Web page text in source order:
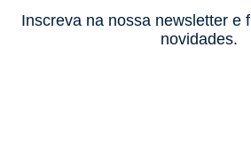
Inscreva na nossa newsletter e
novidades.